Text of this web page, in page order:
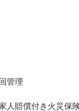
管理
償付き火災保険